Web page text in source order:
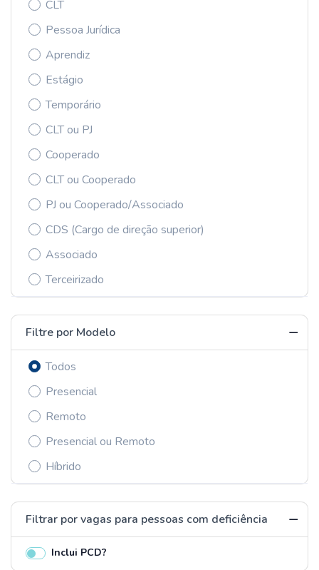
CLT
Pessoa Jurídica
Aprendiz
Estágio
Temporário
CLT ou PJ
Cooperado
CLT ou Cooperado
PJ ou Cooperado/Associado
CDS (Cargo de direção superior)
Associado
Terceirizado
Filtre por Modelo
Todos
Presencial
Remoto
Presencial ou Remoto
Híbrido
Filtrar por vagas para pessoas com deficiência
Inclui PCD?